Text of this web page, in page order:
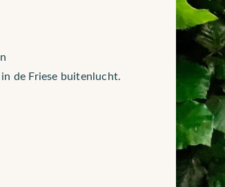
de Friese buitenlucht.